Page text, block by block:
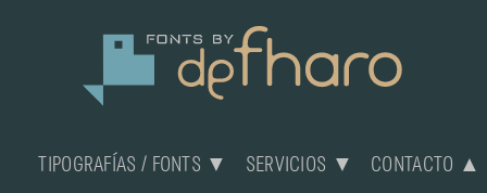
TIPOGRAFÍAS / FONTS ▼ SERVICIOS ▼ CONTACTO ▲